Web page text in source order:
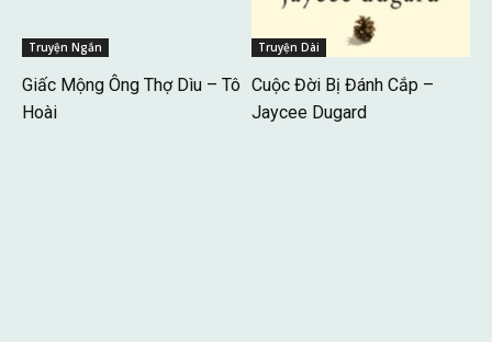
Truyện Ngắn
Giấc Mộng Ông Thợ Dìu – Tô
Hoài
Truyện Dài
Cuộc Đời Bị Đánh Cắp –
Jaycee Dugard